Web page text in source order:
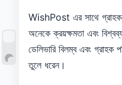
WishPost এর সাথে
অনেকে ক্রয়ক্ষমতা এবং
ডেলিভারি বিলম্ব এবং গ্রাহক
তুলে ধরেন।